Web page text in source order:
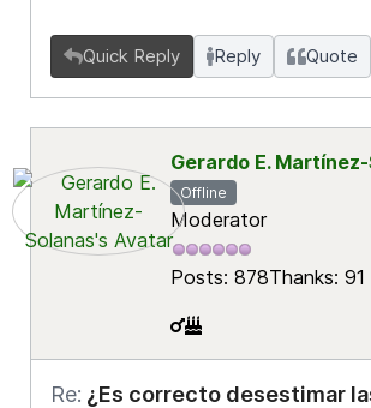
Quick Reply Reply Quote
Gerardo E.
Offline
Moderator
Posts: 878Thanks: 91
Re: ¿Es correcto desestimar